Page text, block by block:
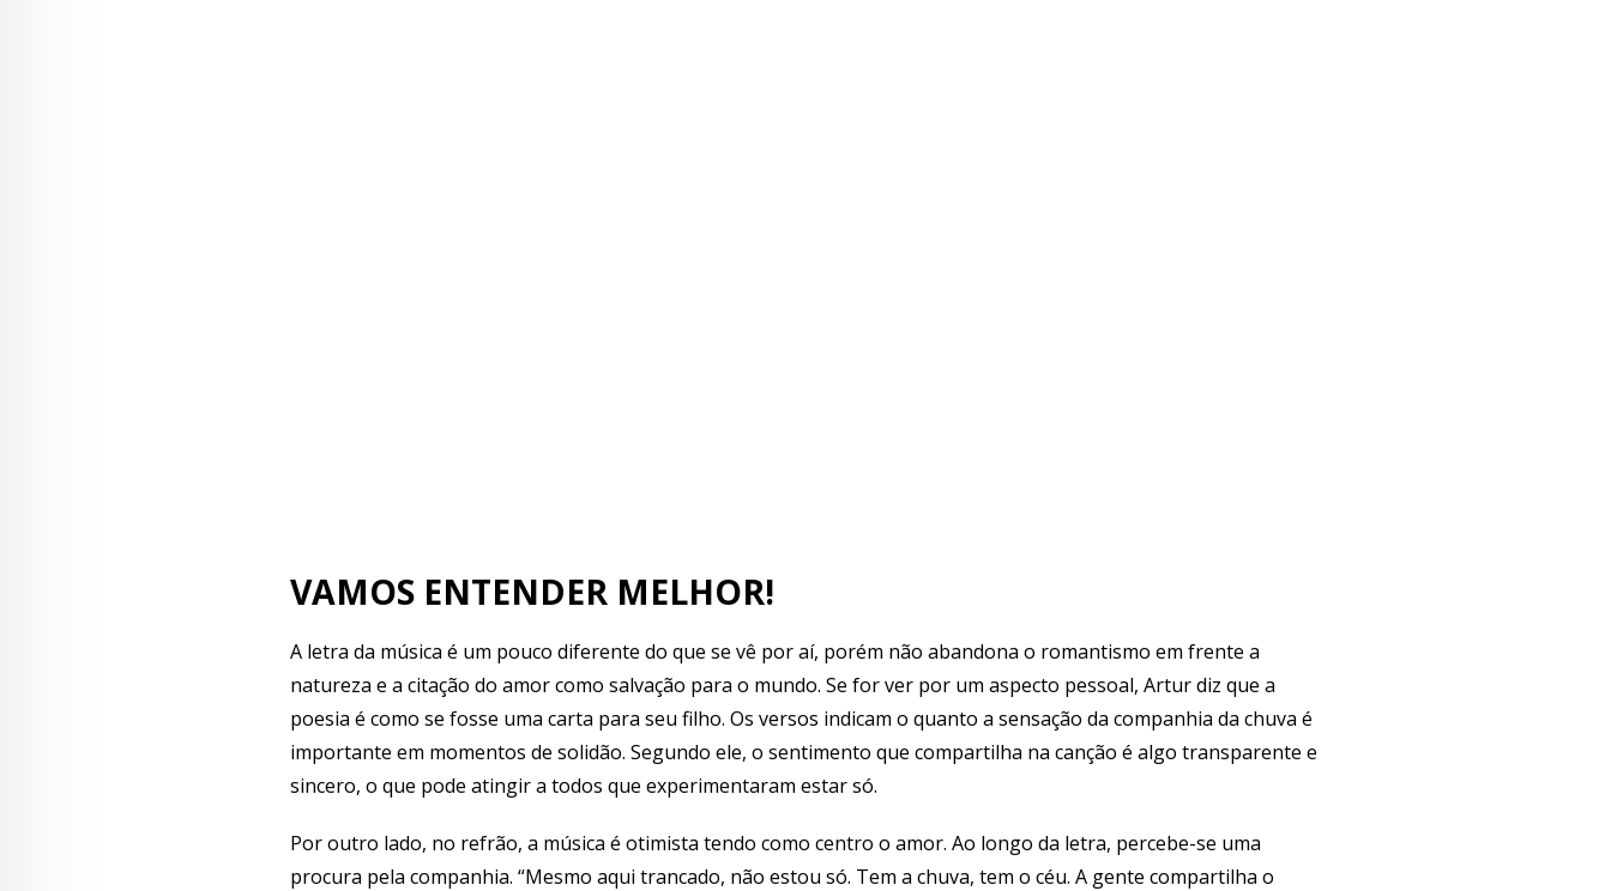
VAMOS ENTENDER MELHOR!
A letra da música é um pouco diferente do que se vê por aí, porém não abandona o romantismo em frente a
natureza e a citação do amor como salvação para o mundo. Se for ver por um aspecto pessoal, Artur diz que a
poesia é como se fosse uma carta para seu filho. Os versos indicam o quanto a sensação da companhia da chuva é
importante em momentos de solidão. Segundo ele, o sentimento que compartilha na canção é algo transparente e
sincero, o que pode atingir a todos que experimentaram estar só.
Por outro lado, no refrão, a música é otimista tendo como centro o amor. Ao longo da letra, percebe-se uma
procura pela companhia. “Mesmo aqui trancado, não estou só. Tem a chuva, tem o céu. A gente compartilha o